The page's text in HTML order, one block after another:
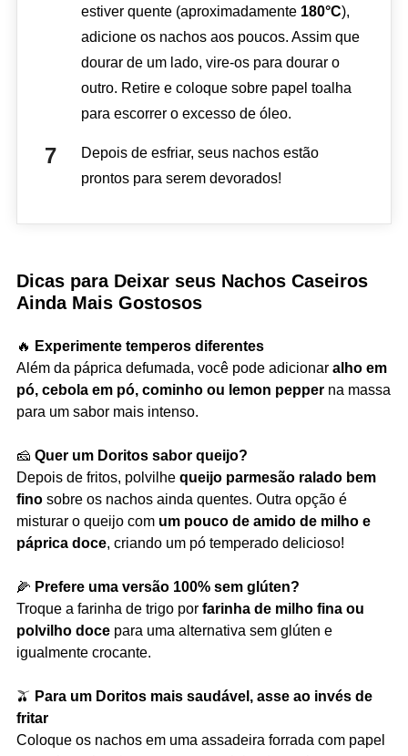
estiver quente (aproximadamente 180°C),
adicione os nachos aos poucos. Assim que
dourar de um lado, vire-os para dourar o
outro. Retire e coloque sobre papel toalha
para escorrer o excesso de óleo.
Depois de esfriar, seus nachos estão
prontos para serem devorados!
Dicas para Deixar seus Nachos Caseiros
Ainda Mais Gostosos
🔥 Experimente temperos diferentes
Além da páprica defumada, você pode adicionar alho em
pó, cebola em pó, cominho ou lemon pepperna massa
para um sabor mais intenso.
🧀 Quer um Doritos sabor queijo?
Depois de fritos, polvilhe queijo parmesão ralado bem
finosobre os nachos ainda quentes. Outra opção é
misturar o queijo com um pouco de amido de milho e
páprica doce, criando um pó temperado delicioso!
🌽 Prefere uma versão 100% sem glúten?
Troque a farinha de trigo por farinha de milho fina ou
polvilho docepara uma alternativa sem glúten e
igualmente crocante.
🫒 Para um Doritos mais saudável, asse ao invés de
fritar
Coloque os nachos em uma assadeira forrada com papel